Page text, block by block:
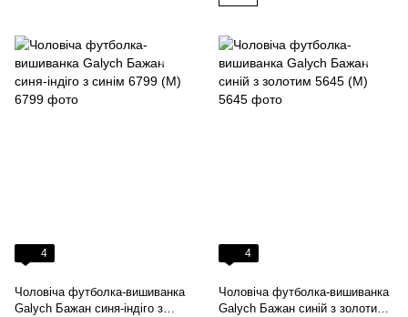
4
Чоловіча футболка-вишиванка
Galych Бажан синя-індіго з
4
Чоловіча футболка-вишиванка
Galych Бажан синій з золотим